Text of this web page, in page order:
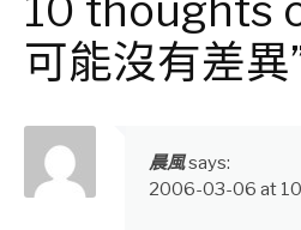
10 thoughts
可能沒有差異
晨風says:
2006-03-06 at